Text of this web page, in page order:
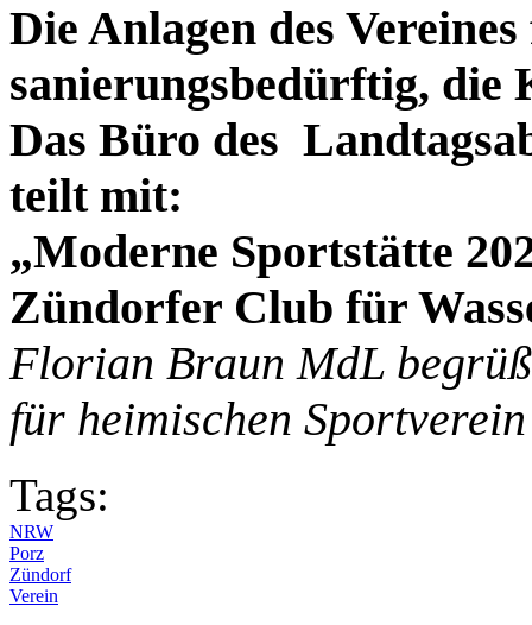
Die Anlagen des
sanierungsbedürftig, die
Das Büro des
teilt mit:
„Moderne Sportstätte
Zündorfer Club für
Florian Braun MdL
für heimischen Sportverein
Tags:
NRW
Porz
Zündorf
Verein